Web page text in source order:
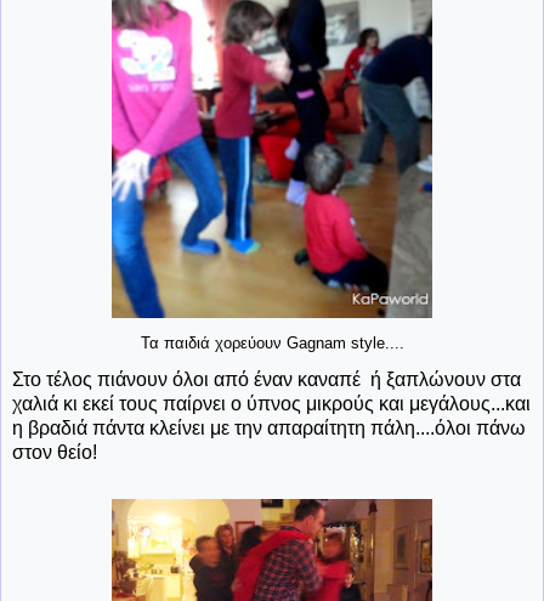
Τα παιδιά χορεύουν Gagnam style....
Στο τέλος πιάνουν όλοι από έναν καναπέ ή ξαπλώνουν στα
χαλιά κι εκεί τους παίρνει ο ύπνος μικρούς και μεγάλους...και
η βραδιά πάντα κλείνει με την απαραίτητη πάλη....όλοι πάνω
στον θείο!